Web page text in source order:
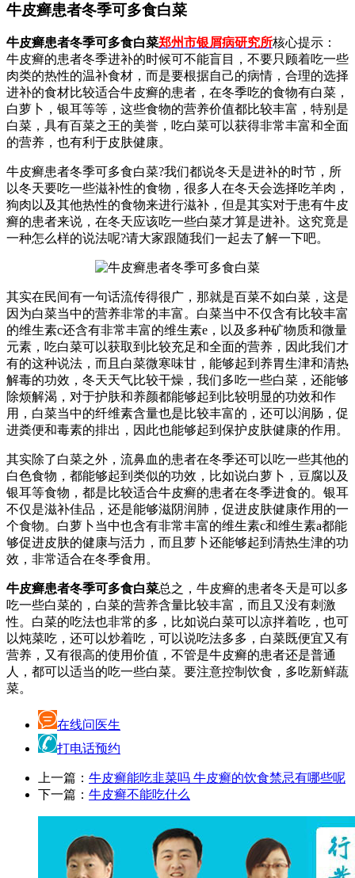
牛皮癣患者冬季可多食白菜
牛皮癣患者冬季可多食白菜郑州市银屑病研究所核心提示：
牛皮癣的患者冬季进补的时候可不能盲目，不要只顾着吃一些
肉类的热性的温补食材，而是要根据自己的病情，合理的选择
进补的食材比较适合牛皮癣的患者，在冬季吃的食物有白菜，
白萝卜，银耳等等，这些食物的营养价值都比较丰富，特别是
白菜，具有百菜之王的美誉，吃白菜可以获得非常丰富和全面
的营养，也有利于皮肤健康。
牛皮癣患者冬季可多食白菜?我们都说冬天是进补的时节，所
以冬天要吃一些滋补性的食物，很多人在冬天会选择吃羊肉，
狗肉以及其他热性的食物来进行滋补，但是其实对于患有牛皮
癣的患者来说，在冬天应该吃一些白菜才算是进补。这究竟是
一种怎么样的说法呢?请大家跟随我们一起去了解一下吧。
其实在民间有一句话流传得很广，那就是百菜不如白菜，这是
因为白菜当中的营养非常的丰富。白菜当中不仅含有比较丰富
的维生素c还含有非常丰富的维生素e，以及多种矿物质和微量
元素，吃白菜可以获取到比较充足和全面的营养，因此我们才
有的这种说法，而且白菜微寒味甘，能够起到养胃生津和清热
解毒的功效，冬天天气比较干燥，我们多吃一些白菜，还能够
除烦解渴，对于护肤和养颜都能够起到比较明显的功效和作
用，白菜当中的纤维素含量也是比较丰富的，还可以润肠，促
进粪便和毒素的排出，因此也能够起到保护皮肤健康的作用。
其实除了白菜之外，流鼻血的患者在冬季还可以吃一些其他的
白色食物，都能够起到类似的功效，比如说白萝卜，豆腐以及
银耳等食物，都是比较适合牛皮癣的患者在冬季进食的。银耳
不仅是滋补佳品，还是能够滋阴润肺，促进皮肤健康作用的一
个食物。白萝卜当中也含有非常丰富的维生素c和维生素a都能
够促进皮肤的健康与活力，而且萝卜还能够起到清热生津的功
效，非常适合在冬季食用。
牛皮癣患者冬季可多食白菜总之，牛皮癣的患者冬天是可以多
吃一些白菜的，白菜的营养含量比较丰富，而且又没有刺激
性。白菜的吃法也非常的多，比如说白菜可以凉拌着吃，也可
以炖菜吃，还可以炒着吃，可以说吃法多多，白菜既便宜又有
营养，又有很高的使用价值，不管是牛皮癣的患者还是普通
人，都可以适当的吃一些白菜。要注意控制饮食，多吃新鲜蔬
菜。
在线问医生
打电话预约
上一篇： 牛皮癣能吃韭菜吗 牛皮癣的饮食禁忌有哪些呢
下一篇： 牛皮癣不能吃什么